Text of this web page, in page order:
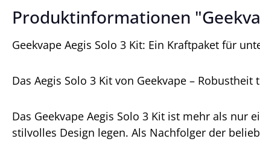
Produktinformationen
Geekvape Aegis Solo 3 Kit: Ein Kraftpaket für
Das Aegis Solo 3 Kit von Geekvape – Robustheit
Das Geekvape Aegis Solo 3 Kit ist mehr als nur
stilvolles Design legen. Als Nachfolger der